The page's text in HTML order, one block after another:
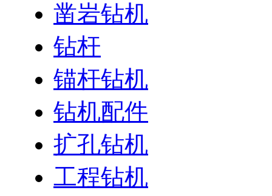
凿岩钻机
钻杆
锚杆钻机
钻机配件
扩孔钻机
工程钻机